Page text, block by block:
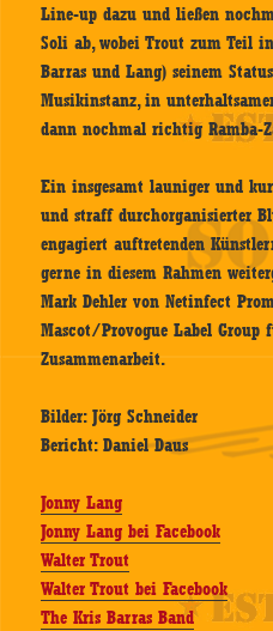
Line-up dazu und ließen
Soli ab, wobei Trout zum Teil
Barras und Lang) seinem
Musikinstanz, in
dann nochmal richtig Ramba-
Ein insgesamt launiger und
und straff durchorganisierter
engagiert auftretenden
gerne in diesem Rahmen
Mark Dehler von Netinfect
Mascot/Provogue Label Group
Zusammenarbeit.
Bilder: Jörg Schneider
Bericht: Daniel Daus
Jonny Lang
Jonny Lang bei Facebook
Walter Trout
Walter Trout bei Facebook
The Kris Barras Band